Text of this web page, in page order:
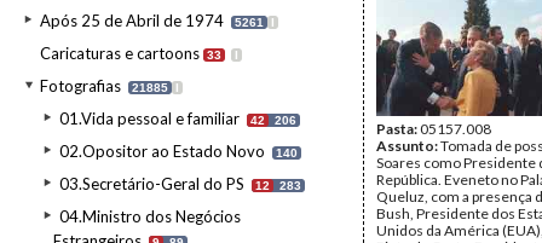
Após 25 de Abril de 1974 5261 I
Caricaturas e cartoons 33 I
Fotografias 21885 I
01.Vida pessoal e familiar 42 206
02.Opositor ao Estado Novo 140
03.Secretário-Geral do PS 12 283
04.Ministro dos Negócios
Pasta:05157.008
Assunto:Tomada de
Soares como Presidente
República. Eveneto no
Queluz, com a presença
Bush, Presidente dos
Unidos da América